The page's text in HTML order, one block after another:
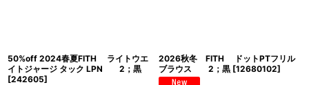
50%off 2024春夏FITH ライトウエ
イトジャージ タック LPN 2；黒
[242605]
2026秋冬 FITH ドットPTフリル
ブラウス 2；黒 [12680102]